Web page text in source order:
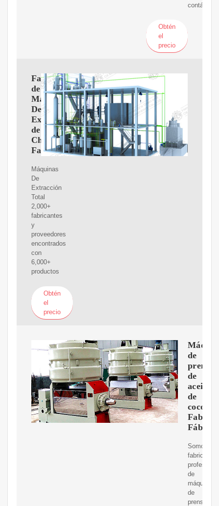
Obtén
el
precio
Fabricantes
de
Máquinas
De
Extracción
de
China,
Fabricantes
Máquinas
De
Extracción
Total
2,000+
fabricantes
y
proveedores
encontrados
con
6,000+
productos
Obtén
el
precio
de
prensa
de
aceite
de
coco
Fábrica
Somos
fabricantes
de
máquinas
de
prensado